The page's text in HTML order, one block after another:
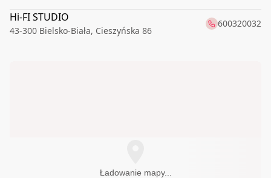
Ładowanie mapy...
Hi-FI STUDIO
43-300 Bielsko-Biała, Cieszyńska 86
600320032